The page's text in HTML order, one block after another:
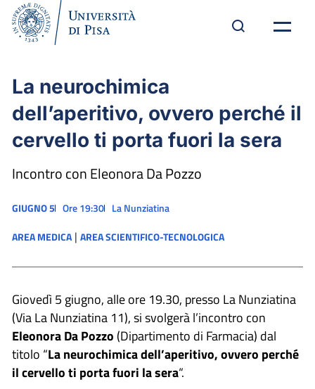
La neurochimica
dell’aperitivo, ovvero perché il
cervello ti porta fuori la sera
Incontro con Eleonora Da Pozzo
GIUGNO 5 Ore 19:30 La Nunziatina
AREA MEDICA | AREA SCIENTIFICO-TECNOLOGICA
Giovedì 5 giugno, alle ore 19.30, presso La Nunziatina
(Via La Nunziatina 11), si svolgerà l’incontro con
Eleonora Da Pozzo (Dipartimento di Farmacia) dal
titolo “La neurochimica dell’aperitivo, ovvero perché
il cervello ti porta fuori la sera“.